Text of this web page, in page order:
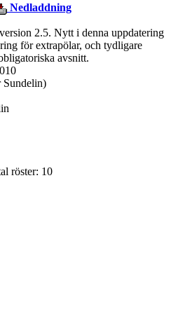
Nedladdning
2.5. Nytt i denna uppdatering
för extrapölar, och tydligare
avsnitt.
Sundelin)
röster: 10